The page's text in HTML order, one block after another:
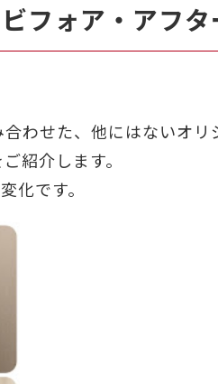
フォア・アフ
わせた、他にはないオ
紹介します。
化です。